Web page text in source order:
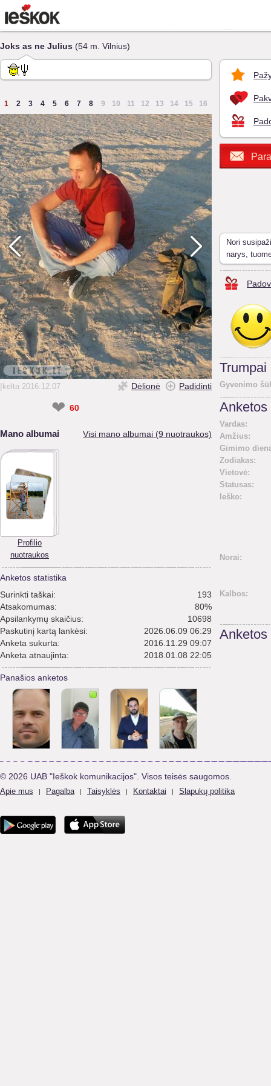
Joks as ne Julius (54 m. Vilnius)
1 2 3 4 5 6 7 8 9 10 11 12 13 14 15 16
Įkelta 2016.12.07 Dėlionė Padidinti
❤ 60
Mano albumai Visi mano albumai (9 nuotraukos)
Profilio
nuotraukos
Anketos statistika
Surinkti taškai:
193
Atsakomumas:
80%
Apsilankymų skaičius:
10698
Paskutinį kartą lankėsi:
2026.06.09 06:29
Anketa sukurta:
2016.11.29 09:07
Anketa atnaujinta:
2018.01.08 22:05
Panašios anketos
Nori
narys,
Trumpai
Gyvenimo
Anketos
Vardas:
Amžius:
Gimimo
Zodiakas:
Vietovė:
Statusas:
Ieško:
Norai:
Kalbos:
Anketos
© 2026 UAB "Ieškok komunikacijos". Visos teisės saugomos.
Apie mus | Pagalba | Taisyklės | Kontaktai | Slapukų politika